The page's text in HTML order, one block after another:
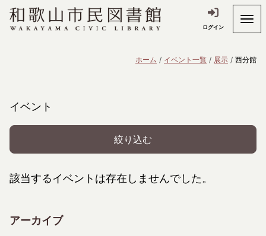
ログイン
ホーム イベント一覧 展示 西分館
イベント
絞り込む
該当するイベントは存在しませんでした。
アーカイブ